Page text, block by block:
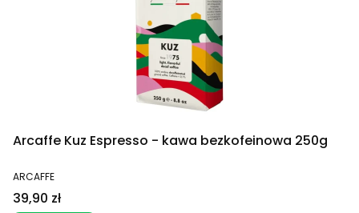
Arcaffe Kuz Espresso - kawa bezkofeinowa 250g
PRODUCENT
ARCAFFE
Cena
39,90 zł